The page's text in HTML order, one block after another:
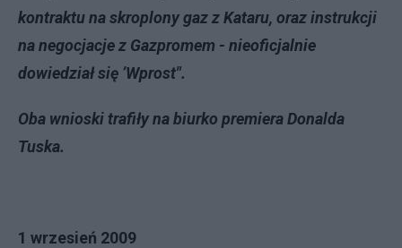
kontraktu na skroplony gaz z Kataru, oraz instrukcji
na negocjacje z Gazpromem - nieoficjalnie
dowiedział się ’Wprost".
Oba wnioski trafiły na biurko premiera Donalda
Tuska.
1 wrzesień 2009